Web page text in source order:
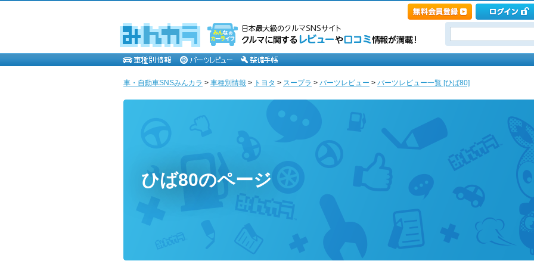
車・自動車SNSみんカラ > 車種別情報 > トヨタ > スープラ > パーツレビュー > パーツレビュー一覧 [ひば80]
ひば80のページ